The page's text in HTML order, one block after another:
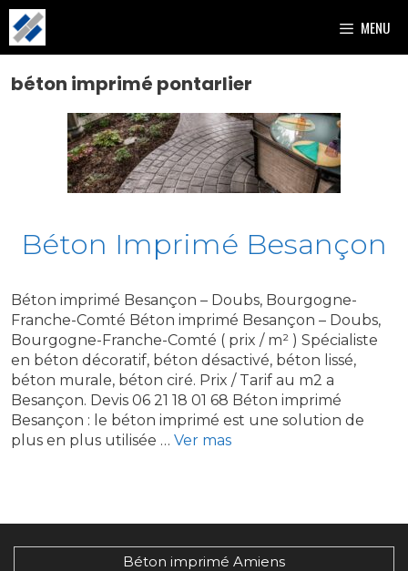
Aller
au
contenu
MENU
béton imprimé pontarlier
Béton Imprimé Besançon
Béton imprimé Besançon – Doubs, Bourgogne-
Franche-Comté Béton imprimé Besançon – Doubs,
Bourgogne-Franche-Comté ( prix / m² ) Spécialiste
en béton décoratif, béton désactivé, béton lissé,
béton murale, béton ciré. Prix / Tarif au m2 a
Besançon. Devis 06 21 18 01 68 Béton imprimé
Besançon : le béton imprimé est une solution de
plus en plus utilisée … Ver mas
Béton imprimé Amiens